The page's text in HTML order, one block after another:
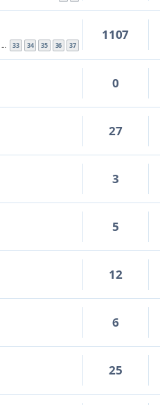
… 33 34 35 36 37
1107
0
27
3
5
12
6
25